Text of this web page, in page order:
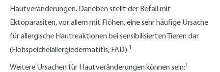
Hautveränderungen. Daneben stellt der Befall mit
Ektoparasiten, vor allem mit Flöhen, eine sehr häufige Ursache
für allergische Hautreaktionen bei sensibilisierten Tieren dar
(Flohspeichelallergiedermatitis, FAD).1
Weitere Ursachen für Hautveränderungen können sein:1